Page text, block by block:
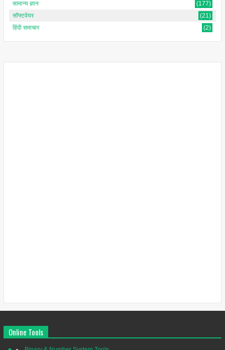
सामान्य ज्ञान
(177)
सॉफ्टवेयर
(21)
हिंदी समाचार
(2)
Online Tools